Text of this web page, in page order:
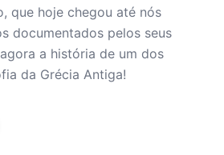
que hoje chegou até nós
documentados pelos seus
a história de um dos
da Grécia Antiga!